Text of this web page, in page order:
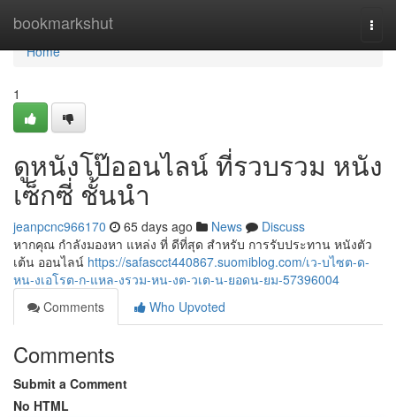
bookmarkshut
Home
Home
1
ดูหนังโป๊ออนไลน์ ที่รวบรวม หนัง
เซ็กซี่ ชั้นนำ
jeanpcnc966170 65 days ago News
Discuss
หากคุณ กำลังมองหา แหล่ง ที่ ดีที่สุด สำหรับ การรับประทาน หนังตัว
เต้น ออนไลน์ https://safascct440867.suomiblog.com/เว-บไซต-ด-
หน-งเอโรต-ก-แหล-งรวม-หน-งต-วเต-น-ยอดน-ยม-57396004
Comments
Who Upvoted
Comments
Submit a Comment
No HTML